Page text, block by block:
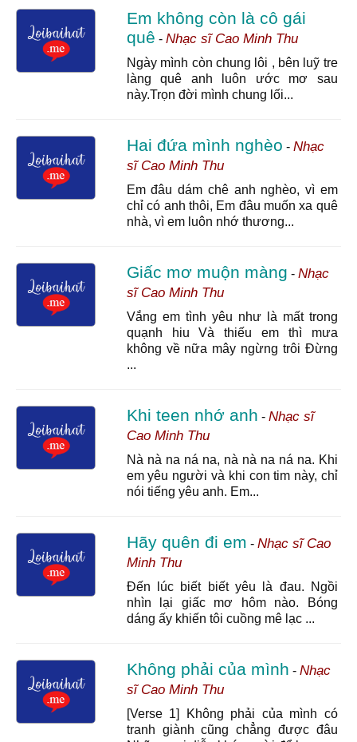
Em không còn là cô gái
quê - Nhạc sĩ Cao Minh Thu
Ngày mình còn chung lôi , bên luỹ tre
làng quê anh luôn ước mơ sau
này.Trọn đời mình chung lối...
Hai đứa mình nghèo - Nhạc
sĩ Cao Minh Thu
Em đâu dám chê anh nghèo, vì em
chỉ có anh thôi, Em đâu muốn xa quê
nhà, vì em luôn nhớ thương...
Giấc mơ muộn màng - Nhạc
sĩ Cao Minh Thu
Vắng em tình yêu như là mất trong
quạnh hiu Và thiếu em thì mưa
không về nữa mây ngừng trôi Đừng
...
Khi teen nhớ anh - Nhạc sĩ
Cao Minh Thu
Nà nà na ná na, nà nà na ná na. Khi
em yêu người và khi con tim này, chỉ
nói tiếng yêu anh. Em...
Hãy quên đi em - Nhạc sĩ Cao
Minh Thu
Đến lúc biết biết yêu là đau. Ngồi
nhìn lại giấc mơ hôm nào. Bóng
dáng ấy khiến tôi cuồng mê lạc ...
Không phải của mình - Nhạc
sĩ Cao Minh Thu
[Verse 1] Không phải của mình có
tranh giành cũng chẳng được đâu